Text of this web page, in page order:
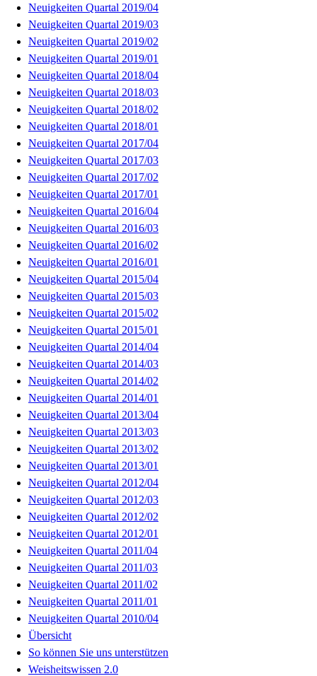
Neuigkeiten Quartal 2019/04
Neuigkeiten Quartal 2019/03
Neuigkeiten Quartal 2019/02
Neuigkeiten Quartal 2019/01
Neuigkeiten Quartal 2018/04
Neuigkeiten Quartal 2018/03
Neuigkeiten Quartal 2018/02
Neuigkeiten Quartal 2018/01
Neuigkeiten Quartal 2017/04
Neuigkeiten Quartal 2017/03
Neuigkeiten Quartal 2017/02
Neuigkeiten Quartal 2017/01
Neuigkeiten Quartal 2016/04
Neuigkeiten Quartal 2016/03
Neuigkeiten Quartal 2016/02
Neuigkeiten Quartal 2016/01
Neuigkeiten Quartal 2015/04
Neuigkeiten Quartal 2015/03
Neuigkeiten Quartal 2015/02
Neuigkeiten Quartal 2015/01
Neuigkeiten Quartal 2014/04
Neuigkeiten Quartal 2014/03
Neuigkeiten Quartal 2014/02
Neuigkeiten Quartal 2014/01
Neuigkeiten Quartal 2013/04
Neuigkeiten Quartal 2013/03
Neuigkeiten Quartal 2013/02
Neuigkeiten Quartal 2013/01
Neuigkeiten Quartal 2012/04
Neuigkeiten Quartal 2012/03
Neuigkeiten Quartal 2012/02
Neuigkeiten Quartal 2012/01
Neuigkeiten Quartal 2011/04
Neuigkeiten Quartal 2011/03
Neuigkeiten Quartal 2011/02
Neuigkeiten Quartal 2011/01
Neuigkeiten Quartal 2010/04
Übersicht
So können Sie uns unterstützen
Weisheitswissen 2.0